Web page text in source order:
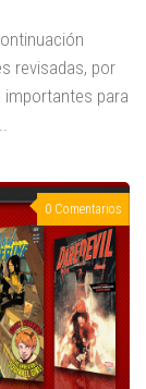
revisadas, por
importantes para
0 Comentarios